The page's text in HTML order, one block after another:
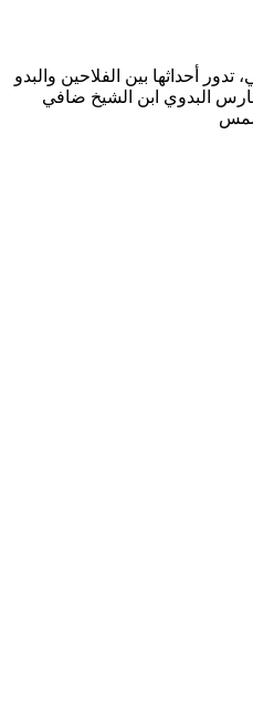
أحداثها بين الفلاحين والبدو
البدوي ابن الشيخ ضافي